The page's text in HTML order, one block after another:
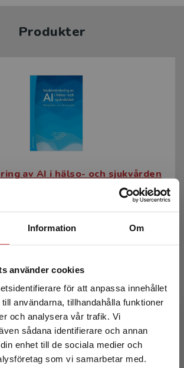
Information Om
använder cookies
för att anpassa innehållet
användarna, tillhandahålla funktioner
och analysera vår trafik. Vi
sådana identifierare och annan
enhet till de sociala medier och
som vi samarbetar med.
fraktregion
Produkter
av AI i hälso- och sjukvården
kr
av AI i hälso- och sjukvård